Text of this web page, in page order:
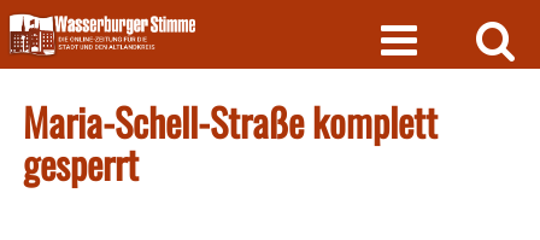
Skip
to
content
Maria-Schell-Straße komplett
gesperrt